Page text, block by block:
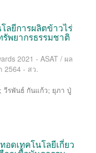
ลยีการผลิตข้าวไร่
พยากรธรรมชาติ
2021 - ASAT / ผล
2564 - สว.
; วีรพันธ์ กันแก้ว; ยุภา ปู่
อดเทคโนโลยีเกี่ยว